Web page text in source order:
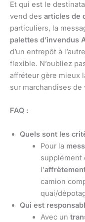
Et qui est le
vend des articles de
particuliers, la
palettes d’invendus
d’un entrepôt à
flexible. N’oubliez
affréteur gère mieux
sur marchandises de
FAQ :
Quels sont les
Pour la
supplément
l’
camion
quai/
Qui est
Avec un